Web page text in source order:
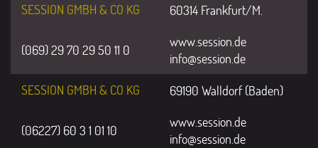
SESSION GMBH & CO KG
60314 Frankfurt/M.
(069) 29 70 29 50 11 0
www.session.de
info@session.de
SESSION GMBH & CO KG
69190 Walldorf (Baden)
(06227) 60 3 1 01 10
www.session.de
info@session.de